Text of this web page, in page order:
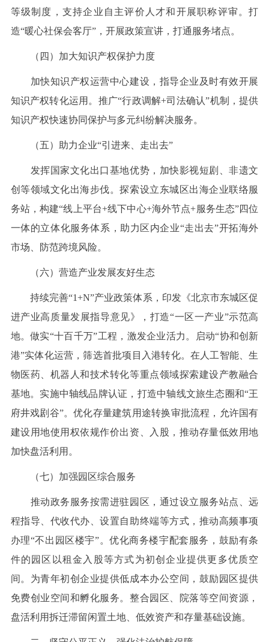
等级制度，支持企业自主评价人才和开展职称评审。打
造“暖心社保会客厅”，开展政策宣讲，打通服务堵点。
（四）加大知识产权保护力度
加快知识产权运营中心建设，指导企业及时有效开展
知识产权转化运用。推广“行政调解+司法确认”机制，提供
知识产权快速协同保护与多元纠纷解决服务。
（五）助力企业“引进来、走出去”
发挥国家文化出口基地优势，加快影视短剧、非遗文
创等领域文化出海步伐。探索设立东城区出海企业联络服
务站，构建“线上平台+线下中心+海外节点+服务生态”四位
一体的立体化服务体系，助力区内企业“走出去”开拓海外
市场、防范跨境风险。
（六）营造产业发展友好生态
持续完善“1+N”产业政策体系，印发《北京市东城区促
进产业高质量发展指导意见》，打造“一区一产业”示范高
地。做实“十百千万”工程，激发企业活力。启动“协和创新
港”实体化运营，筛选首批项目入港转化。在人工智能、生
物医药、机器人和技术转化等重点领域探索建设产教融合
基地。实施中轴线品牌认证，打造中轴线文旅生态圈和“王
府井戏剧谷”。优化存量建筑用途转换审批流程，允许国有
建设用地使用权依规作价出资、入股，推动存量低效用地
加快盘活利用。
（七）加强园区综合服务
推动政务服务按需进驻园区，通过设立服务站点、远
程指导、代收代办、设置自助终端等方式，推动高频事项
办理“不出园区楼宇”。优化商务楼宇配套服务，鼓励有条
件的园区以租金入股等方式为初创企业提供更多优质空
间。为青年初创企业提供低成本办公空间，鼓励园区提供
免费创业空间和孵化服务。整合园区、院落等空间资源，
盘活利用拆迁滞留闲置土地、低效资产和存量基础设施。